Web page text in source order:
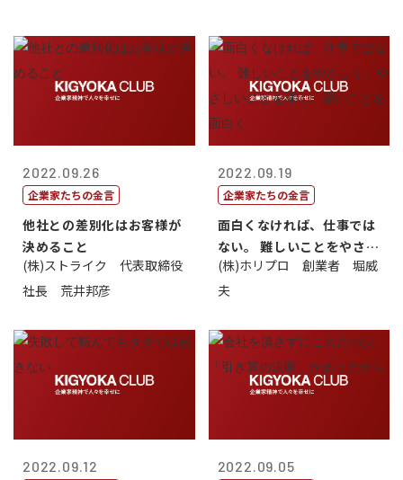
2022.09.26
企業家たちの金言
他社との差別化はお客様が
決めること
(株)ストライク 代表取締役
社長 荒井邦彦
2022.09.19
企業家たちの金言
面白くなければ、仕事では
ない。 難しいことをやさし
く。やさし...
(株)ホリプロ 創業者 堀威
夫
2022.09.12 2022.09.05